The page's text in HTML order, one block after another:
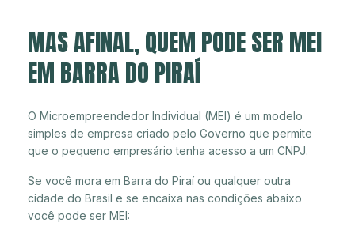
MAS AFINAL, QUEM PODE SER MEI
EM BARRA DO PIRAÍ
O Microempreendedor Individual (MEI) é um modelo
simples de empresa criado pelo Governo que permite
que o pequeno empresário tenha acesso a um CNPJ.
Se você mora em Barra do Piraí ou qualquer outra
cidade do Brasil e se encaixa nas condições abaixo
você pode ser MEI: